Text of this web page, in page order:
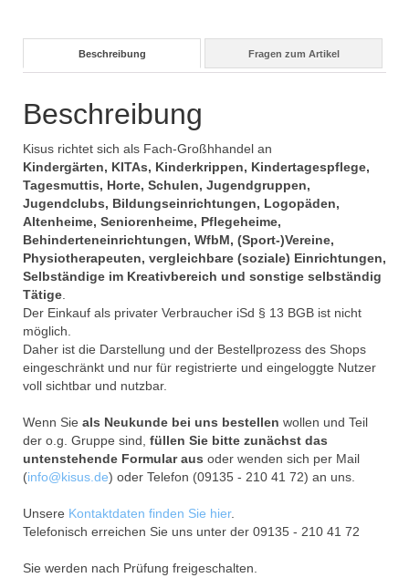
Beschreibung Fragen zum Artikel
Beschreibung
Kisus richtet sich als Fach-Großhhandel an
Kindergärten, KITAs, Kinderkrippen, Kindertagespflege,
Tagesmuttis, Horte, Schulen, Jugendgruppen,
Jugendclubs, Bildungseinrichtungen, Logopäden,
Altenheime, Seniorenheime, Pflegeheime,
Behinderteneinrichtungen, WfbM, (Sport-)Vereine,
Physiotherapeuten, vergleichbare (soziale) Einrichtungen,
Selbständige im Kreativbereich und sonstige selbständig
Tätige.
Der Einkauf als privater Verbraucher iSd § 13 BGB ist nicht
möglich.
Daher ist die Darstellung und der Bestellprozess des Shops
eingeschränkt und nur für registrierte und eingeloggte Nutzer
voll sichtbar und nutzbar.
Wenn Sie als Neukunde bei uns bestellen wollen und Teil
der o.g. Gruppe sind, füllen Sie bitte zunächst das
untenstehende Formular aus oder wenden sich per Mail
(info@kisus.de) oder Telefon (09135 - 210 41 72) an uns.
Unsere Kontaktdaten finden Sie hier.
Telefonisch erreichen Sie uns unter der 09135 - 210 41 72
Sie werden nach Prüfung freigeschalten.